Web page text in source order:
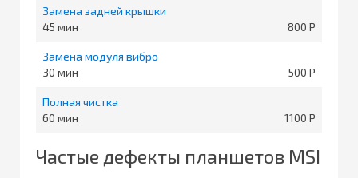
Замена задней крышки
45
800
Замена модуля вибро
30
500
Полная чистка
60
1100
Частые дефекты планшетов MSI